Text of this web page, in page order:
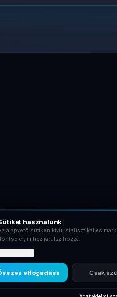
használunk
alapvető sütiken kívül statisztikai és
el, mihez járulsz hozzá.
elfogadása Csak